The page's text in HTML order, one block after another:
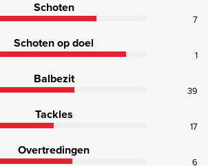
Schoten
7
Schoten op doel
1
Balbezit
39
Tackles
17
Overtredingen
6